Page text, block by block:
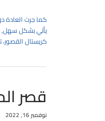
كما جرت العادة
كريستال القصور،
قصر
نوفمبر 16, 2022